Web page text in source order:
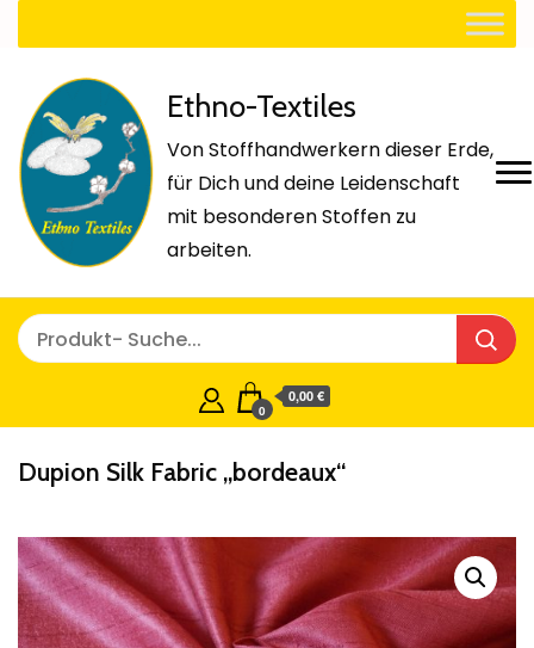
Ethno-Textiles
Von Stoffhandwerkern dieser Erde,
für Dich und deine Leidenschaft
mit besonderen Stoffen zu
arbeiten.
0
0,00 €
Dupion Silk Fabric „bordeaux“